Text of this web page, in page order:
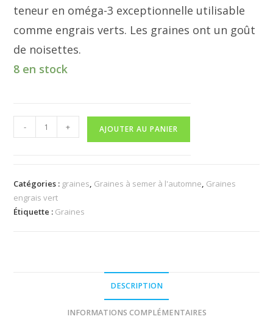
teneur en oméga-3 exceptionnelle utilisable
comme engrais verts. Les graines ont un goût
de noisettes.
8 en stock
quantité
de
- + AJOUTER AU PANIER
Catégories : graines, Graines à semer à l'automne, Graines
engrais vert
Étiquette : Graines
DESCRIPTION
INFORMATIONS COMPLÉMENTAIRES